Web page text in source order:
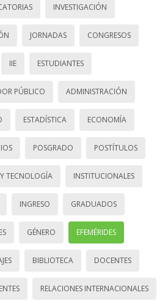
INVESTIGACIÓN
JORNADAS CONGRESOS
IIE ESTUDIANTES
PÚBLICO ADMINISTRACIÓN
ESTADÍSTICA ECONOMÍA
POSGRADO POSTÍTULOS
TECNOLOGÍA INSTITUCIONALES
INGRESO GRADUADOS
GÉNERO EFEMÉRIDES
BIBLIOTECA DOCENTES
RELACIONES INTERNACIONALES